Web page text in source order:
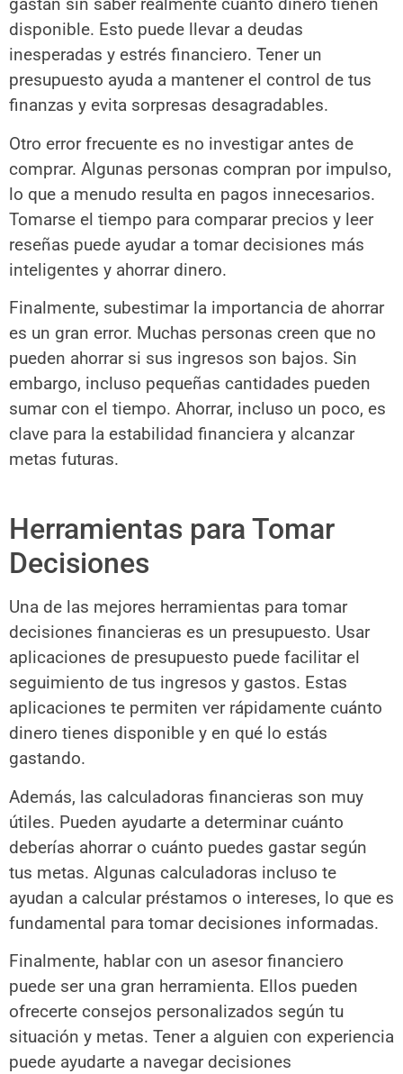
gastan sin saber realmente cuánto dinero tienen
disponible. Esto puede llevar a deudas
inesperadas y estrés financiero. Tener un
presupuesto ayuda a mantener el control de tus
finanzas y evita sorpresas desagradables.
Otro error frecuente es no investigar antes de
comprar. Algunas personas compran por impulso,
lo que a menudo resulta en pagos innecesarios.
Tomarse el tiempo para comparar precios y leer
reseñas puede ayudar a tomar decisiones más
inteligentes y ahorrar dinero.
Finalmente, subestimar la importancia de ahorrar
es un gran error. Muchas personas creen que no
pueden ahorrar si sus ingresos son bajos. Sin
embargo, incluso pequeñas cantidades pueden
sumar con el tiempo. Ahorrar, incluso un poco, es
clave para la estabilidad financiera y alcanzar
metas futuras.
Herramientas para Tomar
Decisiones
Una de las mejores herramientas para tomar
decisiones financieras es un presupuesto. Usar
aplicaciones de presupuesto puede facilitar el
seguimiento de tus ingresos y gastos. Estas
aplicaciones te permiten ver rápidamente cuánto
dinero tienes disponible y en qué lo estás
gastando.
Además, las calculadoras financieras son muy
útiles. Pueden ayudarte a determinar cuánto
deberías ahorrar o cuánto puedes gastar según
tus metas. Algunas calculadoras incluso te
ayudan a calcular préstamos o intereses, lo que es
fundamental para tomar decisiones informadas.
Finalmente, hablar con un asesor financiero
puede ser una gran herramienta. Ellos pueden
ofrecerte consejos personalizados según tu
situación y metas. Tener a alguien con experiencia
puede ayudarte a navegar decisiones